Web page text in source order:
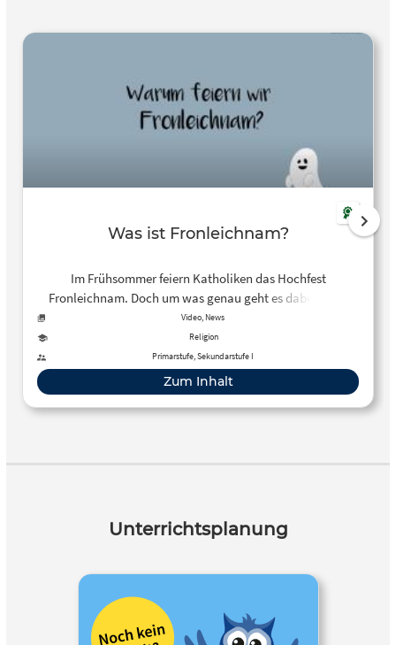
Was ist Fronleichnam?
Im Frühsommer feiern Katholiken das Hochfest
Fronleichnam. Doch um was genau geht es dabei? Und
was darf bei diesem Fest auf keinen Fall fehlen?
Katholisch.d…
Video, News
Religion
Primarstufe, Sekundarstufe I
Zum Inhalt
Unterrichtsplanung